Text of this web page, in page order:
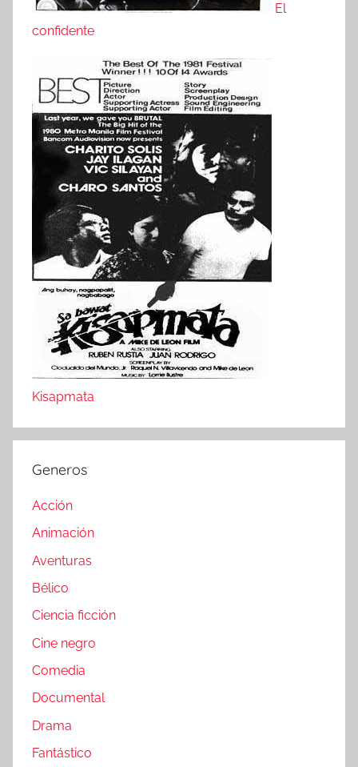
El
confidente
Kisapmata
Generos
Acción
Animación
Aventuras
Bélico
Ciencia ficción
Cine negro
Comedia
Documental
Drama
Fantástico